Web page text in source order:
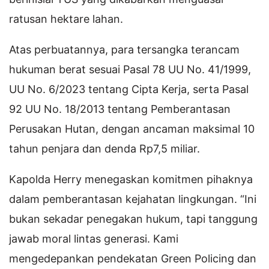
ratusan hektare lahan.
Atas perbuatannya, para tersangka terancam
hukuman berat sesuai Pasal 78 UU No. 41/1999,
UU No. 6/2023 tentang Cipta Kerja, serta Pasal
92 UU No. 18/2013 tentang Pemberantasan
Perusakan Hutan, dengan ancaman maksimal 10
tahun penjara dan denda Rp7,5 miliar.
Kapolda Herry menegaskan komitmen pihaknya
dalam pemberantasan kejahatan lingkungan. “Ini
bukan sekadar penegakan hukum, tapi tanggung
jawab moral lintas generasi. Kami
mengedepankan pendekatan Green Policing dan